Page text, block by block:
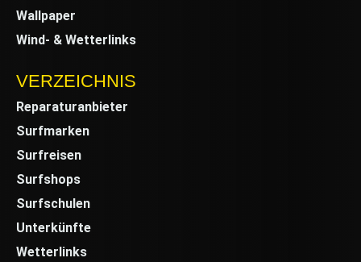
Wallpaper
Wind- & Wetterlinks
VERZEICHNIS
Reparaturanbieter
Surfmarken
Surfreisen
Surfshops
Surfschulen
Unterkünfte
Wetterlinks